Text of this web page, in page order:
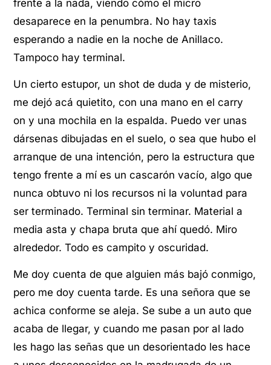
frente a la nada, viendo cómo el micro
desaparece en la penumbra. No hay taxis
esperando a nadie en la noche de Anillaco.
Tampoco hay terminal.
Un cierto estupor, un shot de duda y de misterio,
me dejó acá quietito, con una mano en el carry
on y una mochila en la espalda. Puedo ver unas
dársenas dibujadas en el suelo, o sea que hubo el
arranque de una intención, pero la estructura que
tengo frente a mí es un cascarón vacío, algo que
nunca obtuvo ni los recursos ni la voluntad para
ser terminado. Terminal sin terminar. Material a
media asta y chapa bruta que ahí quedó. Miro
alrededor. Todo es campito y oscuridad.
Me doy cuenta de que alguien más bajó conmigo,
pero me doy cuenta tarde. Es una señora que se
achica conforme se aleja. Se sube a un auto que
acaba de llegar, y cuando me pasan por al lado
les hago las señas que un desorientado les hace